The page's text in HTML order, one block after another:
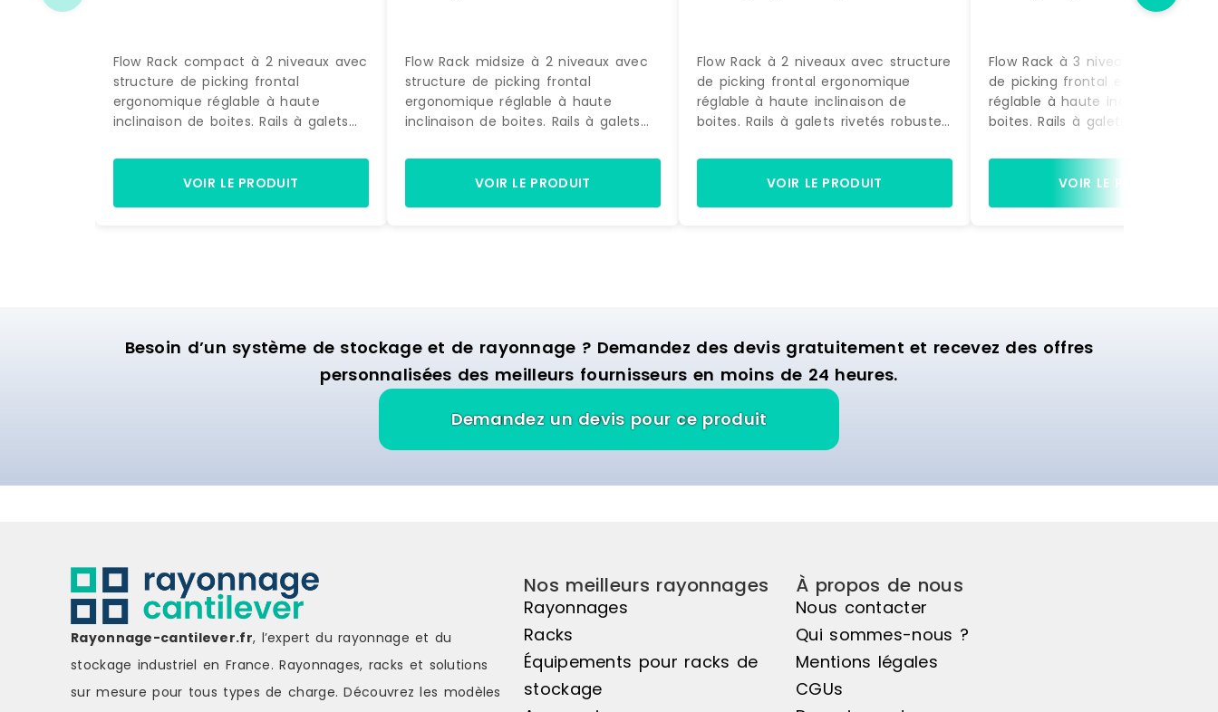
Flow Rack compact à 2 niveaux avec
structure de picking frontal
ergonomique réglable à haute
inclinaison de boites. Rails à galets
Aluminium . Montage sur pieds
réglables Référence : 15-1 Marque :
Trilogiq
VOIR LE PRODUIT
Flow Rack midsize à 2 niveaux avec
structure de picking frontal
ergonomique réglable à haute
inclinaison de boites. Rails à galets
blocage. Structure Aluminium .
Montage sur pieds réglables
Référence : 15-2 Marque : Trilogiq
VOIR LE PRODUIT
Flow Rack à 2 niveaux avec structure
de picking frontal ergonomique
réglable à haute inclinaison de
boites. Rails à galets rivetés robustes
blocage pour optimisation du flux .
Structure Aluminium . Montage sur
sur embases roulettes avec 2
VOIR LE PRODUIT
Flow Rack à 3 niveaux avec
de picking frontal ergonomique
réglable à haute inclinaison de
boites. Rails à galets rivetés
blocage pour optimisation du
Structure Aluminium . Montage
sur embases roulettes avec 2
VOIR LE PRODUIT
Besoin d’un système de stockage et de rayonnage ? Demandez des devis gratuitement et recevez des offres
personnalisées des meilleurs fournisseurs en moins de 24 heures.
Demandez un devis pour ce produit
Rayonnage-cantilever.fr, l’expert du rayonnage et du
stockage industriel en France. Rayonnages, racks et solutions
sur mesure pour tous types de charge.Découvrez les modèles
Nos meilleurs rayonnages
Rayonnages
Racks
Équipements pour racks de
stockage
À propos de nous
Nous contacter
Qui sommes-nous ?
Mentions légales
CGUs